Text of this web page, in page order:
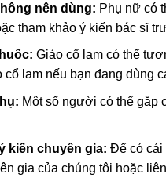
nên dùng: Phụ nữ có
tham khảo ý kiến bác sĩ
Giảo cổ lam có thể
lam nếu bạn đang dùng
Một số người có thể gặp
kiến chuyên gia: Để có cái
gia của chúng tôi hoặc